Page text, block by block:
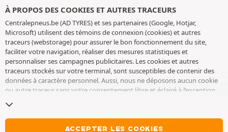
À PROPOS DES COOKIES ET AUTRES TRACEURS
Centralepneus.be (AD TYRES) et ses partenaires (Google, Hotjar,
Microsoft) utilisent des témoins de connexion (cookies) et autres
traceurs (webstorage) pour assurer le bon fonctionnement du site,
faciliter votre navigation, réaliser des mesures statistiques et
personnaliser ses campagnes publicitaires. Les cookies et autres
traceurs stockés sur votre terminal, sont susceptibles de contenir des
données à caractère personnel. Aussi, nous ne déposons aucun cookie
ou autre traceur sans votre consentement libre et éclairé à l’exception
conservons votre choix pendant 6 mois. Vous pouvez retirer votre
consentement à tout moment en vous rendant sur lapage cookies et
. Vous pouvez choisir de continuer à naviguer sans
ACCEPTER LES COOKIES